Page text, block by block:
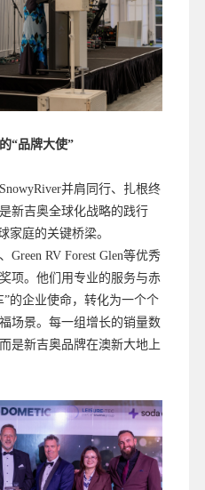
“品牌大使”
并肩同行、扎根终
新吉奥全球化战略的践行
家庭的关键桥梁。
Green RV Forest Glen等优秀
项。他们用专业的服务与赤
的企业使命，转化为一个个
场景。每一组增长的销量数
是新吉奥品牌在澳新大地上